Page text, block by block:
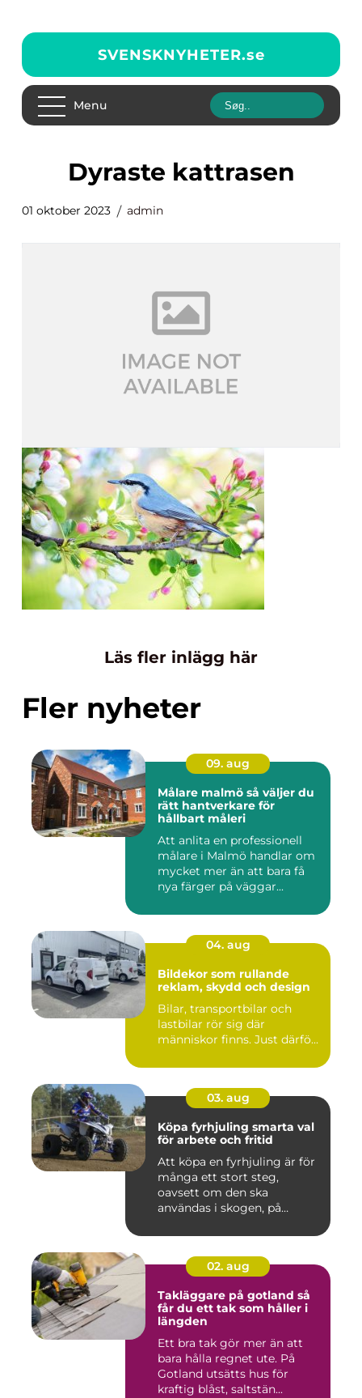
SVENSKNYHETER.se
Menu
dyraste kattrasen
01 oktober 2023 admin
Läs fler inlägg här
Fler nyheter
09. aug
Målare malmö så väljer du
rätt hantverkare för
hållbart måleri
Att anlita en professionell
målare i Malmö handlar om
mycket mer än att bara få
nya färger på väggar...
04. aug
Bildekor som rullande
reklam, skydd och design
Bilar, transportbilar och
lastbilar rör sig där
människor finns. Just därfö...
03. aug
Köpa fyrhjuling smarta val
för arbete och fritid
Att köpa en fyrhjuling är för
många ett stort steg,
oavsett om den ska
användas i skogen, på
02. aug
Takläggare på gotland så
får du ett tak som håller i
längden
Ett bra tak gör mer än att
bara hålla regnet ute. På
Gotland utsätts hus för
kraftig blåst, saltstän...